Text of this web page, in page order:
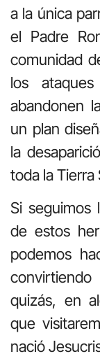
a la única
el Padre
comunidad
los
abandonen
un plan
la
toda la Tierra
Si seguimos
de estos
podemos
quizás, en
que
nació